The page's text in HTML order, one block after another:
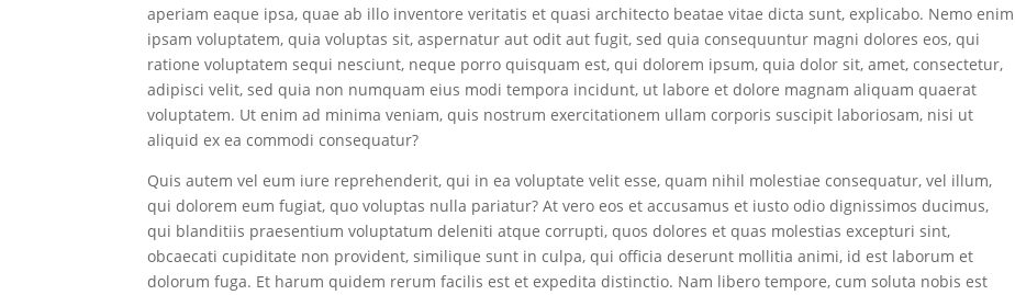
aperiam eaque ipsa, quae ab illo inventore veritatis et quasi architecto beatae vitae dicta sunt, explicabo. Nemo enim
ipsam voluptatem, quia voluptas sit, aspernatur aut odit aut fugit, sed quia consequuntur magni dolores eos, qui
ratione voluptatem sequi nesciunt, neque porro quisquam est, qui dolorem ipsum, quia dolor sit, amet, consectetur,
adipisci velit, sed quia non numquam eius modi tempora incidunt, ut labore et dolore magnam aliquam quaerat
voluptatem. Ut enim ad minima veniam, quis nostrum exercitationem ullam corporis suscipit laboriosam, nisi ut
aliquid ex ea commodi consequatur?
Quis autem vel eum iure reprehenderit, qui in ea voluptate velit esse, quam nihil molestiae consequatur, vel illum,
qui dolorem eum fugiat, quo voluptas nulla pariatur? At vero eos et accusamus et iusto odio dignissimos ducimus,
qui blanditiis praesentium voluptatum deleniti atque corrupti, quos dolores et quas molestias excepturi sint,
obcaecati cupiditate non provident, similique sunt in culpa, qui officia deserunt mollitia animi, id est laborum et
dolorum fuga. Et harum quidem rerum facilis est et expedita distinctio. Nam libero tempore, cum soluta nobis est